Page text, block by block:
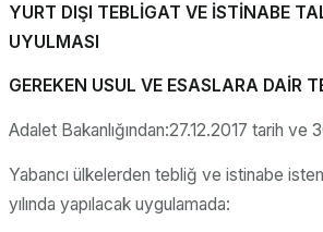
YURT DIŞI TEBLİGAT VE İSTİNABE
UYULMASI
GEREKEN USUL VE ESASLARA DAİR
Adalet Bakanlığından:27.12.2017 tarih ve
Yabancı ülkelerden tebliğ ve istinabe
yılında yapılacak uygulamada: